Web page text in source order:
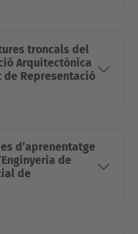
troncals del
Arquitectònica
de Representació
d’aprenentatge
de
de